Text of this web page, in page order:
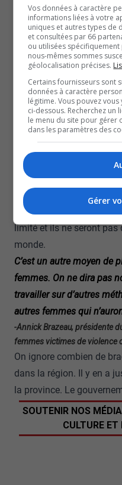
Le but c’est quoi? C’est
sauver des vies et
ont ce bracelet anti
s’approchent pas dans
c’est un outil indéniable
ces femmes qui ont été
d’agression et de
-François Bonnardel, ministre
Du côté du
victimes de violence
positivement puisque ce
protéger davantage de
brin de scepticisme, car
limité et ils ne seront
monde.
C’est un autre moyen de
femmes. On ne dira pas
travailler sur d’autres
autres femmes qui
-Annick Brazeau, présidente
femmes victimes de violence
On ignore combien de
dans la région. Il y en a
la province. Le
SOUTENIR NOS
CULTURE ET
Vos données à caractère
informations liées à votre
uniques et autres types de
et consultées par 66
ou utilisées
nous-mêmes sommes
géolocalisation précises.
Certains fournisseurs sont
données à caractère
légitime. Vous pouvez
ci-dessous. Recherchez un
le menu du site pour gérer
dans les paramètres des
Gérer